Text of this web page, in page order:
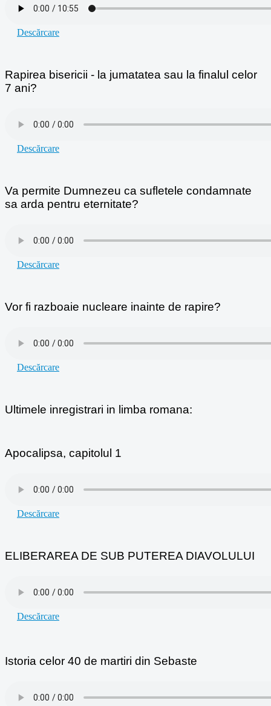
Descărcare
Rapirea bisericii - la jumatatea sau la finalul celor
7 ani?
Descărcare
Va permite Dumnezeu ca sufletele condamnate
sa arda pentru eternitate?
Descărcare
Vor fi razboaie nucleare inainte de rapire?
Descărcare
Ultimele inregistrari in limba romana:
Apocalipsa, capitolul 1
Descărcare
ELIBERAREA DE SUB PUTEREA DIAVOLULUI
Descărcare
Istoria celor 40 de martiri din Sebaste